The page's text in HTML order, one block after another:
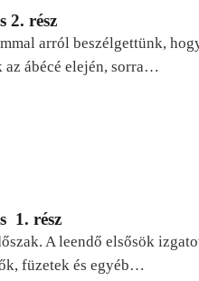
2. rész
arról beszélgettünk,
ábécé elején, sorra…
1. rész
A leendő elsősök
füzetek és egyéb…